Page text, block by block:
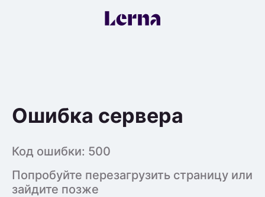
Ошибка сервера
Код ошибки: 500
Попробуйте перезагрузить страницу или
зайдите позже